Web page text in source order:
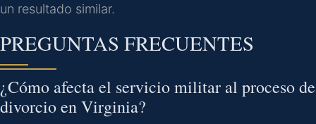
un resultado similar.
PREGUNTAS FRECUENTES
¿Cómo afecta el servicio militar al proceso de
divorcio en Virginia?